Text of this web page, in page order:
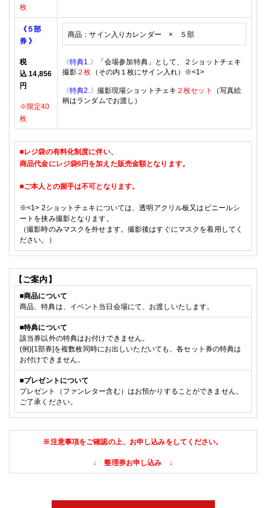
枚
《５部
券 》
税
込 14,856
円
※限定40
枚
商品：サイン入りカレンダー × ５部
〈特典1.〉 「会場参加特典」として、
２ショットチェキ
撮影 ２枚 （その内１枚にサイン入れ） ※<1>
〈特典2.〉 撮影現場ショットチェキ ２枚セット
（写真絵
柄はランダムでお渡し）
■レジ袋の有料化制度に伴い、
商品代金にレジ袋6円を加えた販売金額となります。
■ご本人との握手は不可となります。
※<1> 2ショットチェキ については、透明アクリル板又はビニールシ
ートを挟み撮影となります。
（撮影時のみマスクを外せます。撮影後はすぐにマスクを着用してく
ださい。）
【ご案内】
■商品について
商品、特典は、イベント当日会場にて、お渡しいたします。
■特典について
該当券以外の特典はお付けできません。
(例)[1部券]を複数枚同時にお出しいただいても、各セット券の特典は
お付けできません。
■プレゼントについて
プレゼント（ファンレター含む） はお預かりすることができません。
ご了承ください。
※注意事項をご確認の上、お申し込みをしてください。
↓ 整理券お申し込み ↓